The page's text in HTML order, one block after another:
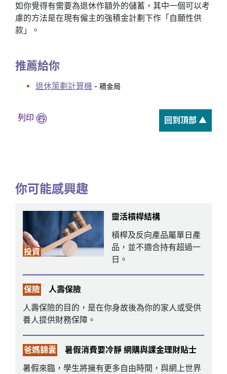
如你覺得有需要為退休作額外的儲蓄，其中一個可以考
慮的方法是在現有僱主的強積金計劃下作「自願性供
款」。
推薦給你
退休策劃計算機 - 積金局
列印 回到頂部 ▲
你可能感興趣
投資
靈活槓桿結構
槓桿及反向產品屬單日產
品，並不適合持有超過一
日。
保險
人壽保險
人壽保險的目的，是在你身故後為你的家人或受供
養人提供財務保障。
爸媽錦囊
暑假消費要冷靜 網購與課金理財貼士
暑假來臨，學生將擁有更多自由時間，與網上世界